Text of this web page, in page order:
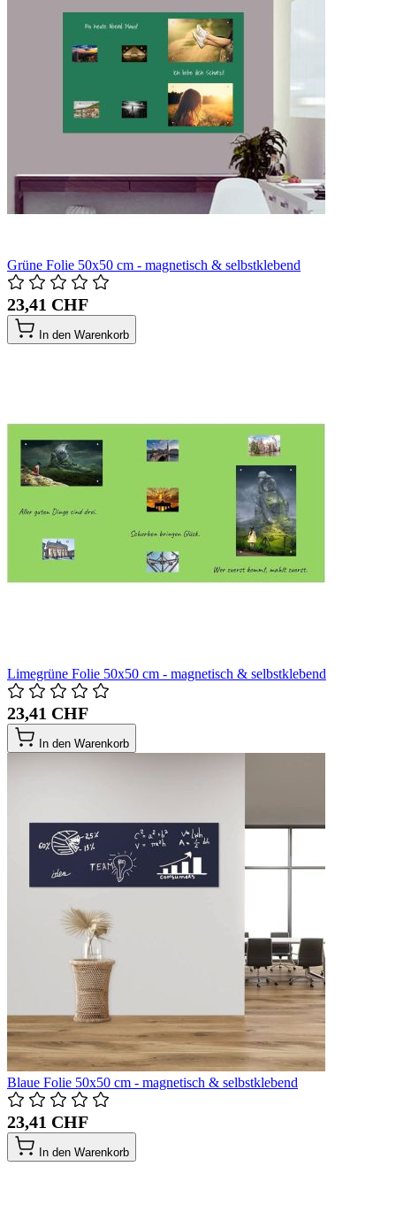
Grüne Folie 50x50 cm - magnetisch & selbstklebend
23,41 CHF
In den Warenkorb
Limegrüne Folie 50x50 cm - magnetisch & selbstklebend
23,41 CHF
In den Warenkorb
Blaue Folie 50x50 cm - magnetisch & selbstklebend
23,41 CHF
In den Warenkorb